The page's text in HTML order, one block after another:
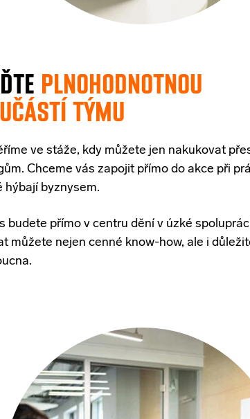
PLNOHODNOTNOU
TÝMU
ve stáže, kdy můžete jen nakukovat
Chceme vás zapojit přímo do akce při
hýbají byznysem.
budete přímo v centru dění v úzké
můžete nejen cenné know-how, ale i